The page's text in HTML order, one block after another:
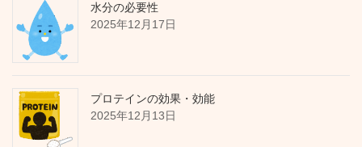
水分の必要性
2025年12月17日
プロテインの効果・効能
2025年12月13日